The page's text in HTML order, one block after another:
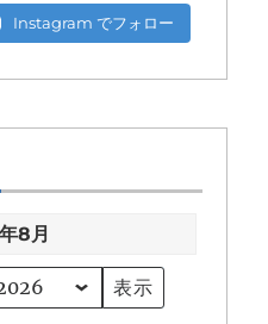
Instagram でフォロー
8月